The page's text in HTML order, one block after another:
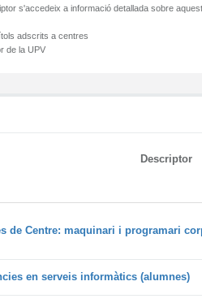
s'accedeix a informació detallada sobre aquest.
adscrits a centres
de la UPV
Descriptor
de Centre: maquinari i programari
en serveis informàtics (alumnes)